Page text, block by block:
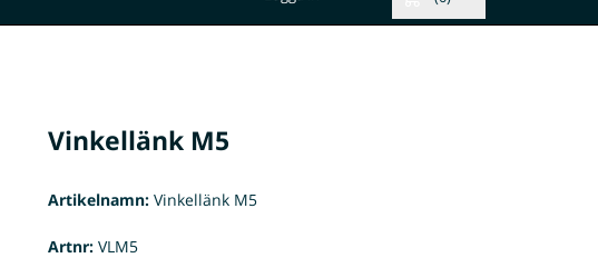
Vinkellänk M5
Artikelnamn:Vinkellänk M5
Artnr:VLM5